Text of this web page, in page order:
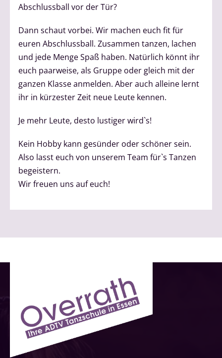
Abschlussball vor der Tür?
Dann schaut vorbei. Wir machen euch fit für
euren Abschlussball. Zusammen tanzen, lachen
und jede Menge Spaß haben. Natürlich könnt ihr
euch paarweise, als Gruppe oder gleich mit der
ganzen Klasse anmelden. Aber auch alleine lernt
ihr in kürzester Zeit neue Leute kennen.
Je mehr Leute, desto lustiger wird`s!
Kein Hobby kann gesünder oder schöner sein.
Also lasst euch von unserem Team für`s Tanzen
begeistern.
Wir freuen uns auf euch!